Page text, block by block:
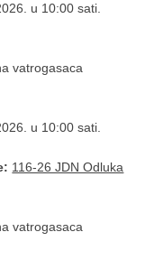
u 10:00 sati.
vatrogasaca
u 10:00 sati.
116-26 JDN Odluka
vatrogasaca